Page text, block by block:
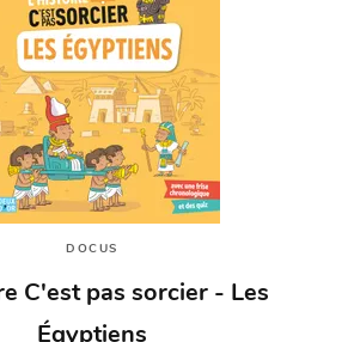
DOCUS
C'est pas sorcier - Les
Égyptiens